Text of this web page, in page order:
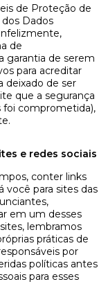
de Proteção de
Dados
de
garantia de serem
para acreditar
deixado de ser
que a segurança
foi comprometida),
e redes sociais
conter links
você para sites das
em um desses
lembramos
práticas de
por
políticas antes
para esses